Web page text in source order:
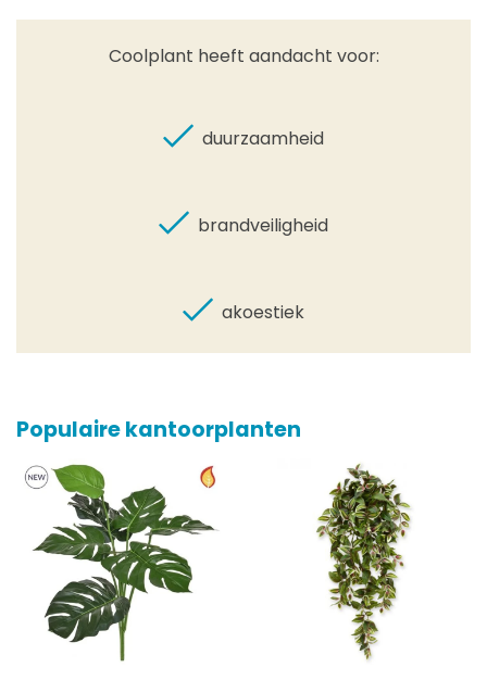
Coolplant heeft aandacht voor:
duurzaamheid
brandveiligheid
akoestiek
Populaire kantoorplanten